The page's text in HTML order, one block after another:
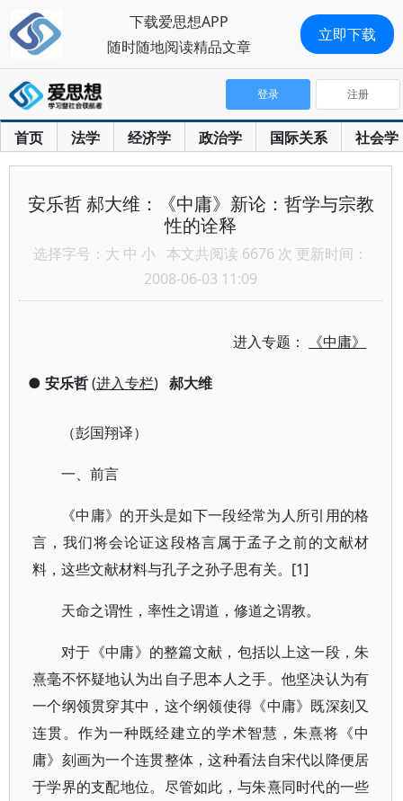
首页 法学 经济学 政治学 国际关系 社会学
登录 注册
安乐哲 郝大维：《中庸》新论：哲学与宗教
性的诠释
选择字号： 大 中 小 本文共阅读 6676 次 更新时间：
2008-06-03 11:09
进入专题： 《中庸》
● 安乐哲(进入专栏) 郝大维
（彭国翔译）
一、前言
《中庸》的开头是如下一段经常为人所引用的格
言，我们将会论证这段格言属于孟子之前的文献材
料，这些文献材料与孔子之孙子思有关。[1]
天命之谓性，率性之谓道，修道之谓教。
对于《中庸》的整篇文献，包括以上这一段，朱
熹毫不怀疑地认为出自子思本人之手。他坚决认为有
一个纲领贯穿其中，这个纲领使得《中庸》既深刻又
连贯。作为一种既经建立的学术智慧，朱熹将《中
庸》刻画为一个连贯整体，这种看法自宋代以降便居
于学界的支配地位。尽管如此，与朱熹同时代的一些
下载爱思想APP
随时随地阅读精品文章
立即下载